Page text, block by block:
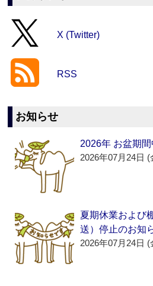
X (Twitter)
RSS
お知らせ
2026年 お盆期
2026年07月24日 (
夏期休業および
送）停止のお知
2026年07月24日 (